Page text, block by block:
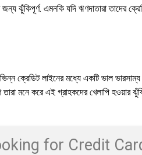
ঝুঁকিপূর্ণ. এমনকি যদি ঋণদাতারা তাদের
ক্রেডিট লাইনের মধ্যে একটি ভাল
তারা মনে করে এই গ্রাহকদের খেলাপি হওয়ার
for Credit